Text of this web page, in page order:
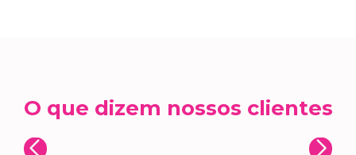
O que dizem nossos clientes